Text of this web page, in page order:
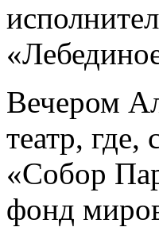
Вечером
театр,
«Собор
фонд